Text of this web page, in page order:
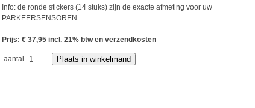
Info: de ronde stickers (14 stuks) zijn de exacte afmeting voor uw
PARKEERSENSOREN.
Prijs: € 37,95 incl. 21% btw en verzendkosten
aantal